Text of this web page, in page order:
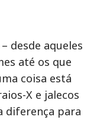
desde aqueles
até os que
coisa está
X e jalecos
diferença para